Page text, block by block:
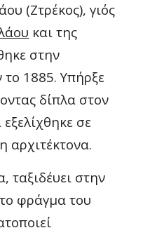
(Ζτρέκος), γιός
και της
το 1885. Υπήρξε
δίπλα στον
εξελίχθηκε σε
αρχιτέκτονα.
ταξιδέυει στην
φράγμα του